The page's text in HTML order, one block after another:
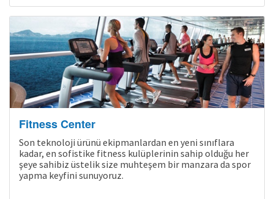
Son Kabinler
Fitness Center
Son teknoloji ürünü ekipmanlardan en yeni sınıflara
kadar, en sofistike fitness kulüplerinin sahip olduğu her
şeye sahibiz üstelik size muhteşem bir manzara da spor
yapma keyfini sunuyoruz.